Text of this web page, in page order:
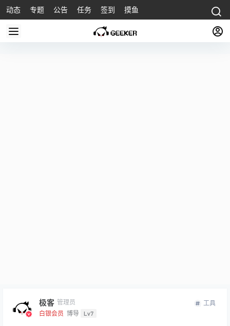
动态 专题 公告 任务 签到 摸鱼
极客 管理员
白银会员 博导 Lv7
工具